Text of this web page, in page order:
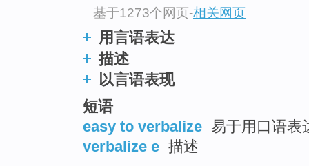
基于1273个网页-相关网页
用言语表达
描述
以言语表现
短语
easy to verbalize 易于用口语表
verbalize e 描述